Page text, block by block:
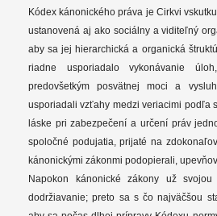
Kódex kánonického práva je Cirkvi
ustanovená aj ako sociálny a viditeľný
aby sa jej hierarchická a organická
riadne usporiadalo vykonávanie
predovšetkým posvätnej moci a
usporiadali vzťahy medzi veriacimi podľa
láske pri zabezpečení a určení práv
spoločné podujatia, prijaté na
kánonickými zákonmi podopierali,
Napokon kánonické zákony už svojou
dodržiavanie; preto sa s čo najväčšou